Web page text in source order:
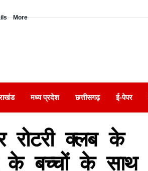
More
मध्य प्रदेश छत्तीसगढ़ ई-पेपर
रोटरी क्लब के
के बच्चों के साथ